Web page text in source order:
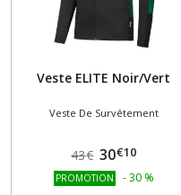
Veste ELITE Noir/Vert
Veste De Survêtement
43€ 30€10
PROMOTION -30 %